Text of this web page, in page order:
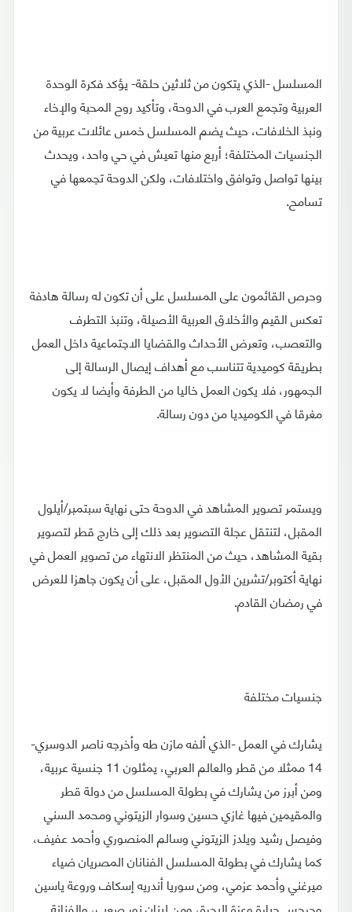
المسلسل -الذي يتكون من ثلاثين حلقة- يؤكد فكرة الوحدة
العربية وتجمع العرب في الدوحة، وتأكيد روح المحبة والإخاء
ونبذ الخلافات، حيث يضم المسلسل خمس عائلات عربية من
الجنسيات المختلفة؛ أربع منها تعيش في حي واحد، ويحدث
بينها تواصل وتوافق واختلافات، ولكن الدوحة تجمعها في
تسامح.
وحرص القائمون على المسلسل على أن تكون له رسالة هادفة
تعكس القيم والأخلاق العربية الأصيلة، وتنبذ التطرف
والتعصب، وتعرض الأحداث والقضايا الاجتماعية داخل العمل
بطريقة كوميدية تتناسب مع أهداف إيصال الرسالة إلى
الجمهور، فلا يكون العمل خاليا من الطرفة وأيضا لا يكون
مغرقا في الكوميديا من دون رسالة.
ويستمر تصوير المشاهد في الدوحة حتى نهاية سبتمبر/أيلول
المقبل، لتنتقل عجلة التصوير بعد ذلك إلى خارج قطر لتصوير
بقية المشاهد، حيث من المنتظر الانتهاء من تصوير العمل في
نهاية أكتوبر/تشرين الأول المقبل، على أن يكون جاهزا للعرض
في رمضان القادم.
جنسيات مختلفة
يشارك في العمل -الذي ألفه مازن طه وأخرجه ناصر الدوسري-
14 ممثلا من قطر والعالم العربي، يمثلون 11 جنسية عربية،
ومن أبرز من يشارك في بطولة المسلسل من دولة قطر
والمقيمين فيها غازي حسين وسوار الزيتوني ومحمد السني
وفيصل رشيد ويلدز الزيتوني وسالم المنصوري وأحمد عفيف،
كما يشارك في بطولة المسلسل الفنانان المصريان ضياء
ميرغني وأحمد عزمي، ومن سوريا أندريه إسكاف وروعة ياسين